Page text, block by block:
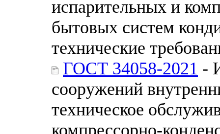
испарительных и
бытовых систем
технические
ГОСТ 34058-2021 -
сооружений
техническое
компрессорно-